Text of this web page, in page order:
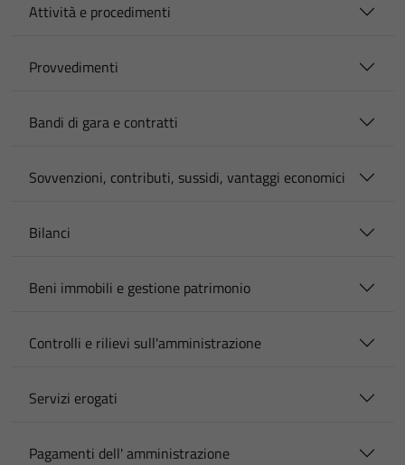
Attività e procedimenti
Provvedimenti
Bandi di gara e contratti
Sovvenzioni, contributi, sussidi, vantaggi economici
Bilanci
Beni immobili e gestione patrimonio
Controlli e rilievi sull'amministrazione
Servizi erogati
Pagamenti dell' amministrazione